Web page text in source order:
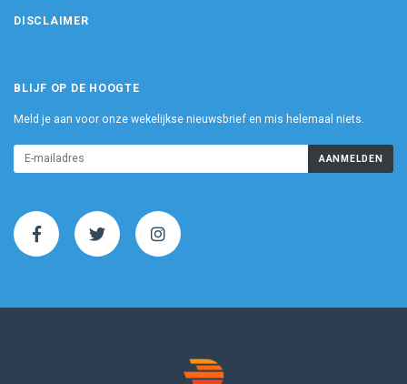
DISCLAIMER
BLIJF OP DE HOOGTE
Meld je aan voor onze wekelijkse nieuwsbrief en mis helemaal niets.
AANMELDEN